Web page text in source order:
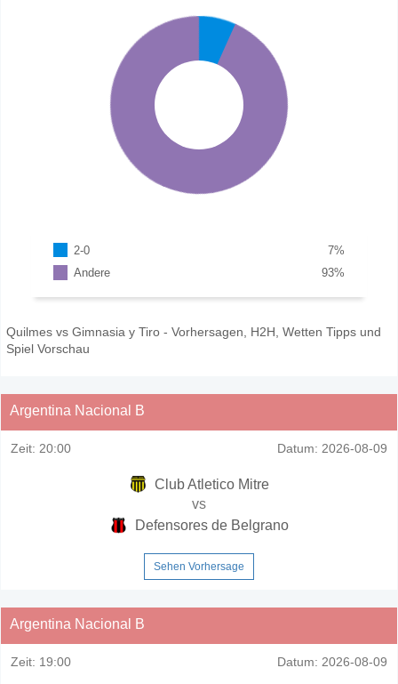
2-0 %
7
Andere
%
93
Quilmes vs Gimnasia y Tiro - Vorhersagen, H2H, Wetten Tipps und
Spiel Vorschau
Argentina Nacional B
Zeit: 20:00 Datum: 2026-08-09
Club Atletico Mitre
vs
Defensores de Belgrano
Sehen Vorhersage
Argentina Nacional B
Zeit: 19:00 Datum: 2026-08-09